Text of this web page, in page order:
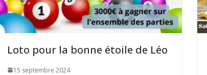
Loto pour la bonne étoile de Léo
15 septembre 2024